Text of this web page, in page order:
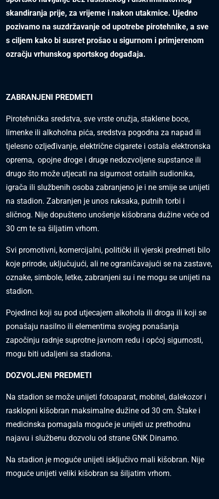
skandiranja prije, za vrijeme i nakon utakmice. Ujedno
pozivamo na suzdržavanje od upotrebe pirotehnike, a sve
s ciljem kako bi susret prošao u sigurnom i primjerenom
ozračju vrhunskog sportskog događaja.
ZABRANJENI PREDMETI
Pirotehnička sredstva, sve vrste oružja, staklene boce,
limenke ili alkoholna pića, sredstva pogodna za napad ili
tjelesno ozljeđivanje, električne cigarete i ostala elektronska
oprema, opojne droge i druge nedozvoljene supstance ili
drugo što može utjecati na sigurnost ostalih sudionika,
igrača ili službenih osoba zabranjeno je i ne smije se unijeti
na stadion. Zabranjen je unos ruksaka, putnih torbi i
sličnog. Nije dopušteno unošenje kišobrana dužine veće od
30 cm te sa šiljatim vrhom.
Svi promotivni, komercijalni, politički ili vjerski predmeti bilo
koje prirode, uključujući, ali ne ograničavajući se na zastave,
oznake, simbole, letke, zabranjeni su i ne mogu se unijeti na
stadion.
Pojedinci koji su pod utjecajem alkohola ili droga ili koji se
ponašaju nasilno ili elementima svojeg ponašanja
započinju radnje suprotne javnom redu i općoj sigurnosti,
mogu biti udaljeni sa stadiona.
DOZVOLJENI PREDMETI
Na stadion se može unijeti fotoaparat, mobitel, dalekozor i
rasklopni kišobran maksimalne dužine od 30 cm. Štake i
medicinska pomagala moguće je unijeti uz prethodnu
najavu i službenu dozvolu od strane GNK Dinamo.
Na stadion je moguće unijeti isključivo mali kišobran. Nije
moguće unijeti veliki kišobran sa šiljatim vrhom.